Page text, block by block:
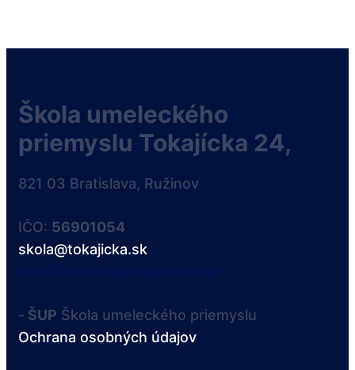
Škola umeleckého
priemyslu Tokajícka 24,
821 03 Bratislava, Ružinov
IČO: 56901054
skola@tokajicka.sk
SUP.Tokajicka@region-bsk.sk
- ŠUP Škola umeleckého priemyslu
Ochrana osobných údajov